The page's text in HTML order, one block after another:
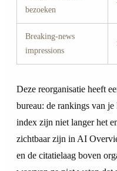
bezoeken
Breaking-news
impressions
Deze reorganisatie heeft
bureau: de rankings van
index zijn niet langer het
zichtbaar zijn in AI
en de citatielaag boven